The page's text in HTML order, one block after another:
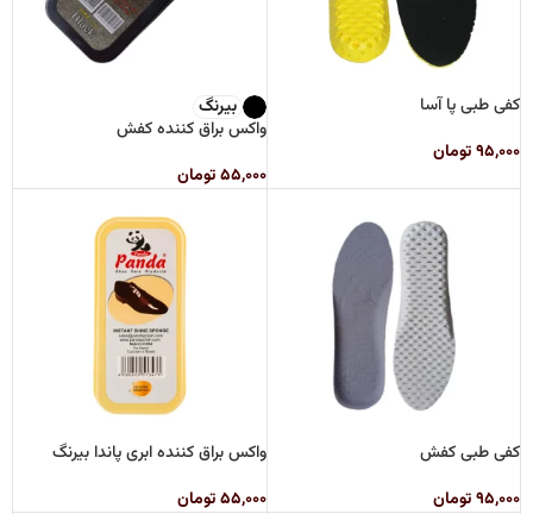
کفی طبی پا آسا
۹۵,۰۰۰تومان
بیرنگ
واکس براق کننده کفش
۵۵,۰۰۰ تومان
کفی طبی کفش
۹۵,۰۰۰تومان
واکس براق کننده ابری پاندا بیرنگ
۵۵,۰۰۰ تومان